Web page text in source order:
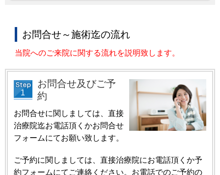
お問合せ～施術迄の流れ
当院へのご来院に関する流れを説明致します。
お問合せ及びご予
約
お問合せに関しましては、直接
治療院迄お電話頂くかお問合せ
フォームにてお願い致します。
ご予約に関しましては、直接治療院にお電話頂くか予
約フォームにてご連絡ください。お電話でのご予約の